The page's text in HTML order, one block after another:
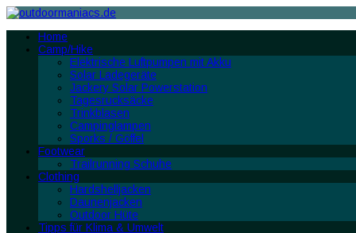
Home
Camp/Hike
Elektrische Luftpumpen mit Akku
Solar Ladegeräte
Jackery Solar Powerstation
Tagesrucksäcke
Trinkblasen
Campinglampen
Sporks / Göffel
Footwear
Trailrunning Schuhe
Clothing
Hardshelljacken
Daunenjacken
Outdoor Hüte
Tipps für Klima & Umwelt